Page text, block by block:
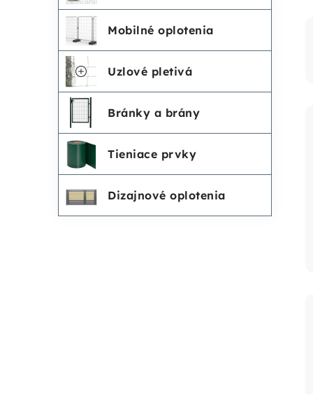
Mobilné oplotenia
Uzlové pletivá
Bránky a brány
Tieniace prvky
Dizajnové oplotenia